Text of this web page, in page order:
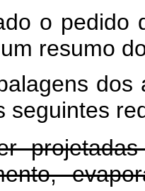
o pedido
resumo
seguintes